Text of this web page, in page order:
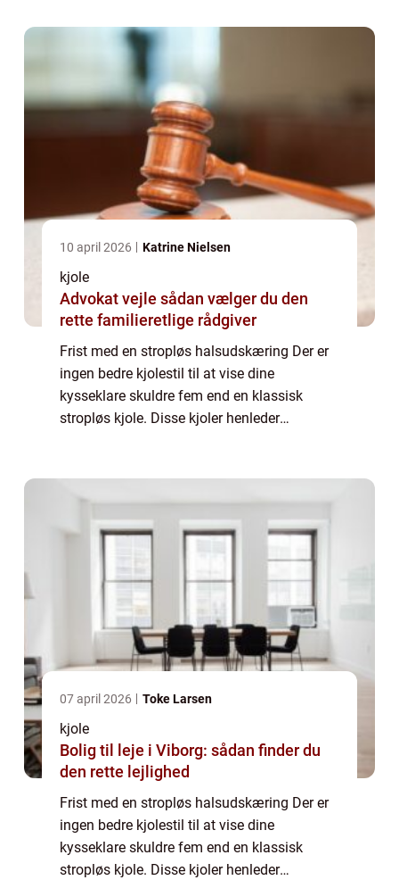
10 april 2026 Katrine Nielsen
kjole
Advokat vejle sådan vælger du den
rette familieretlige rådgiver
Frist med en stropløs halsudskæring Der er
ingen bedre kjolestil til at vise dine
kysseklare skuldre fem end en klassisk
stropløs kjole. Disse kjoler henleder
07 april 2026 Toke Larsen
kjole
Bolig til leje i Viborg: sådan finder du
den rette lejlighed
Frist med en stropløs halsudskæring Der er
ingen bedre kjolestil til at vise dine
kysseklare skuldre fem end en klassisk
stropløs kjole. Disse kjoler henleder